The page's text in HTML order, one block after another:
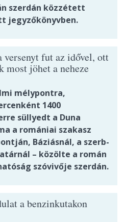
szerdán közzétett
jegyzőkönyvben.
versenyt fut az idővel, ott
most jöhet a neheze
mélypontra,
1400
süllyedt a Duna
a romániai szakasz
Báziásnál, a szerb-
– közölte a román
szóvivője szerdán.
a benzinkutakon